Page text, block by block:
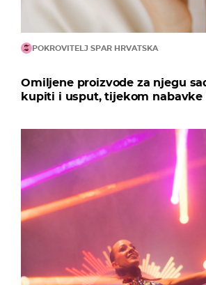
POKROVITELJ SPAR HRVATSKA
Omiljene proizvode za njegu
kupiti i usput, tijekom nabavke